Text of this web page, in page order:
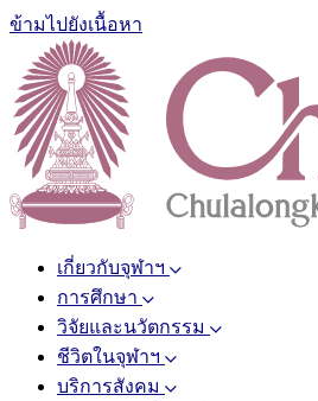
ข้ามไปยังเนื้อหา
เกี่ยวกับจุฬาฯ
การศึกษา
วิจัยและนวัตกรรม
ชีวิตในจุฬาฯ
บริการสังคม